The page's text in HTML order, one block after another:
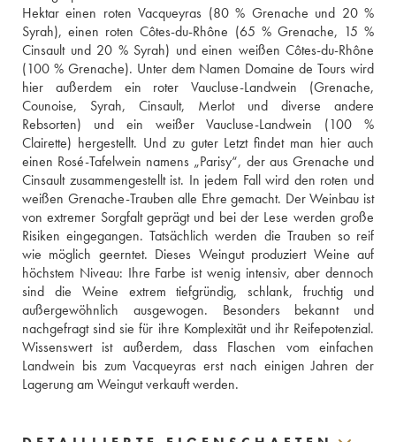
Hektar einen roten Vacqueyras (80 % Grenache und 20 %
Syrah), einen roten Côtes-du-Rhône (65 % Grenache, 15 %
Cinsault und 20 % Syrah) und einen weißen Côtes-du-Rhône
(100 % Grenache). Unter dem Namen Domaine de Tours wird
hier außerdem ein roter Vaucluse-Landwein (Grenache,
Counoise, Syrah, Cinsault, Merlot und diverse andere
Rebsorten) und ein weißer Vaucluse-Landwein (100 %
Clairette) hergestellt. Und zu guter Letzt findet man hier auch
einen Rosé-Tafelwein namens „Parisy“, der aus Grenache und
Cinsault zusammengestellt ist. In jedem Fall wird den roten und
weißen Grenache-Trauben alle Ehre gemacht. Der Weinbau ist
von extremer Sorgfalt geprägt und bei der Lese werden große
Risiken eingegangen. Tatsächlich werden die Trauben so reif
wie möglich geerntet. Dieses Weingut produziert Weine auf
höchstem Niveau: Ihre Farbe ist wenig intensiv, aber dennoch
sind die Weine extrem tiefgründig, schlank, fruchtig und
außergewöhnlich ausgewogen. Besonders bekannt und
nachgefragt sind sie für ihre Komplexität und ihr Reifepotenzial.
Wissenswert ist außerdem, dass Flaschen vom einfachen
Landwein bis zum Vacqueyras erst nach einigen Jahren der
Lagerung am Weingut verkauft werden.